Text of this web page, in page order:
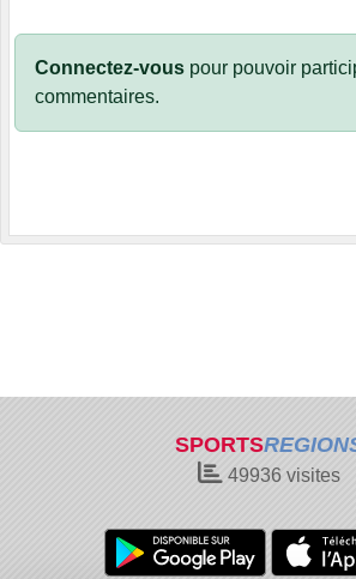
Connectez-vous pour pouvoir
commentaires.
SPORTS
49936visites